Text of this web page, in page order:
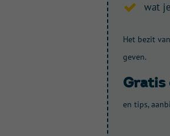
wat
Het bezit
geven.
en tips,